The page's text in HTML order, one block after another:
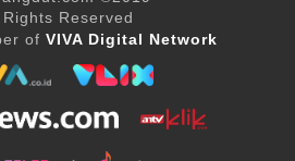
Reserved
of VIVA Digital Network